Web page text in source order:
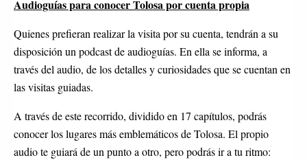
Audioguías para conocer Tolosa por cuenta propia
Quienes prefieran realizar la visita por su cuenta, tendrán a su
disposición un podcast de audioguías. En ella se informa, a
través del audio, de los detalles y curiosidades que se cuentan en
las visitas guiadas.
A través de este recorrido, dividido en 17 capítulos, podrás
conocer los lugares más emblemáticos de Tolosa. El propio
audio te guiará de un punto a otro, pero podrás ir a tu ritmo: